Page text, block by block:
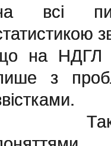
всі
на НДГЛ
з
Також